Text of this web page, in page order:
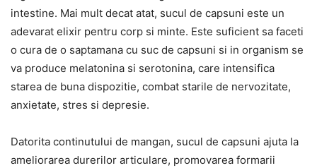
intestine. Mai mult decat atat, sucul de capsuni este un
adevarat elixir pentru corp si minte. Este suficient sa faceti
o cura de o saptamana cu suc de capsuni si in organism se
va produce melatonina si serotonina, care intensifica
starea de buna dispozitie, combat starile de nervozitate,
anxietate, stres si depresie.
Datorita continutului de mangan, sucul de capsuni ajuta la
ameliorarea durerilor articulare, promovarea formarii